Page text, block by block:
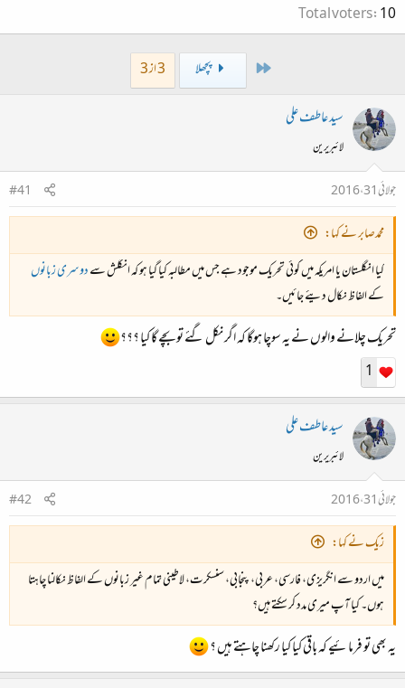
Total voters 10
First پچھلا 3 از 3
سید عاطف علی
لائبریرین
جولائی 31، 2016
#41
محمدصابر نے کہا:
کیا انگلستان یا امریکہ میں کوئی تحریک موجود ہے جس میں مطالبہ کیا گیا ہو کہ انگلش سےدوسری زبانوں
کے الفاظ نکال دیئے جائیں۔
تحریک چلانے والوں نے یہ سوچا ہوگا کہ اگر نکل گئے تو بچے گا کیا ؟؟؟
1
سید عاطف علی
لائبریرین
جولائی 31، 2016
#42
زیک نے کہا:
میں اردو سے انگریزی، فارسی، عربی، پنجابی، سنسکرت، لاطینی تمام غیر زبانوں کے الفاظ نکالنا چاہتا
ہوں۔ کیا آپ میری مدد کر سکتے ہیں؟
یہ بھی تو فرمائیے کہ باقی کیا کیا رکھنا چاہتے ہیں ؟